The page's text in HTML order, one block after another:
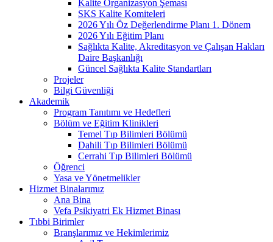
Kalite Organizasyon Şeması
SKS Kalite Komiteleri
2026 Yılı Öz Değerlendirme Planı 1. Dönem
2026 Yılı Eğitim Planı
Sağlıkta Kalite, Akreditasyon ve Çalışan Hakları
Daire Başkanlığı
Güncel Sağlıkta Kalite Standartları
Projeler
Bilgi Güvenliği
Akademik
Program Tanıtımı ve Hedefleri
Bölüm ve Eğitim Klinikleri
Temel Tıp Bilimleri Bölümü
Dahili Tıp Bilimleri Bölümü
Cerrahi Tıp Bilimleri Bölümü
Öğrenci
Yasa ve Yönetmelikler
Hizmet Binalarımız
Ana Bina
Vefa Psikiyatri Ek Hizmet Binası
Tıbbi Birimler
Branşlarımız ve Hekimlerimiz